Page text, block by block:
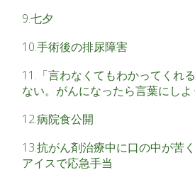
9.七夕
10.手術後の排尿障害
11.「言わなくてもわかってくれ
ない。がんになったら言葉にしよ
12.病院食公開
13.抗がん剤治療中に口の中が苦
アイスで応急手当